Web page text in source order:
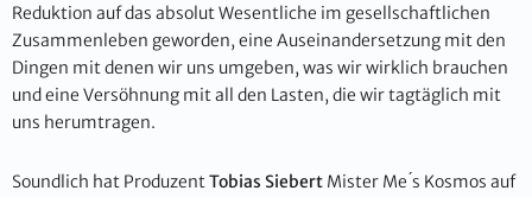
Reduktion auf das absolut Wesentliche im gesellschaftlichen
Zusammenleben geworden, eine Auseinandersetzung mit den
Dingen mit denen wir uns umgeben, was wir wirklich brauchen
und eine Versöhnung mit all den Lasten, die wir tagtäglich mit
uns herumtragen.
Soundlich hat ProduzentTobias Siebert Mister Me ́s Kosmos auf